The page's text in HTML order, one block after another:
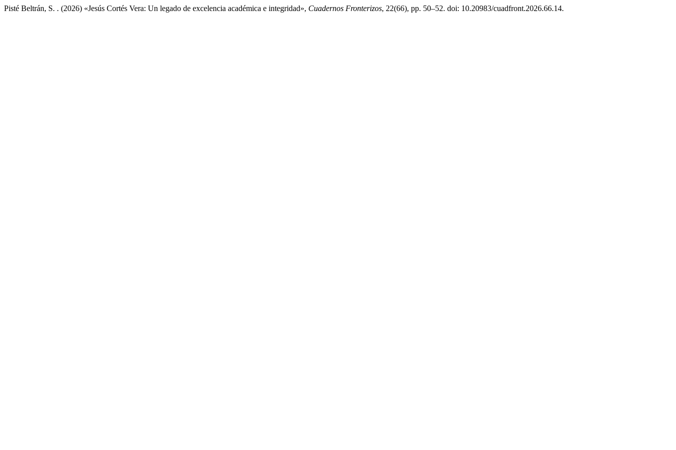
Pisté Beltrán, S. . (2026) «Jesús Cortés Vera: Un legado de excelencia académica e integridad», Cuadernos Fronterizos, 22(66), pp. 50–52. doi: 10.20983/cuadfront.2026.66.14.